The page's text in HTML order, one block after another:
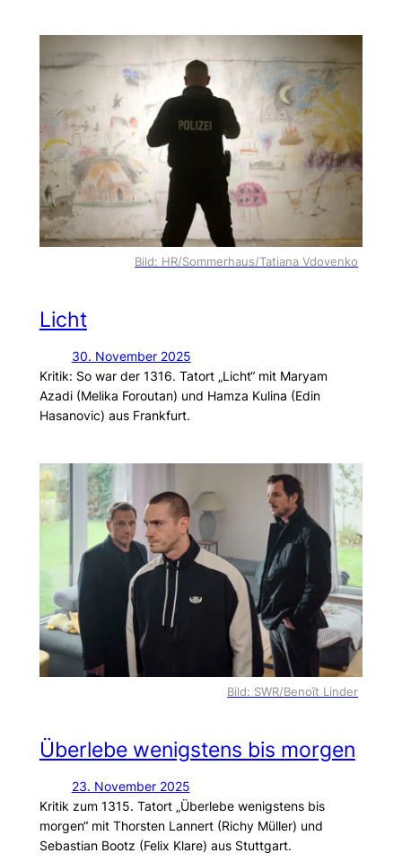
Bild: HR/Sommerhaus/Tatiana Vdovenko
Licht
30. November 2025
Kritik: So war der 1316. Tatort „Licht“ mit Maryam
Azadi (Melika Foroutan) und Hamza Kulina (Edin
Hasanovic) aus Frankfurt.
Bild: SWR/Benoît Linder
Überlebe wenigstens bis morgen
23. November 2025
Kritik zum 1315. Tatort „Überlebe wenigstens bis
morgen“ mit Thorsten Lannert (Richy Müller) und
Sebastian Bootz (Felix Klare) aus Stuttgart.